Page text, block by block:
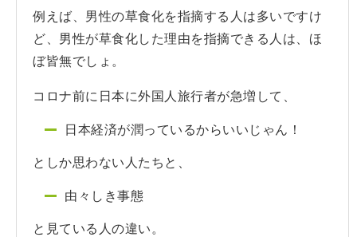
例えば、男性の草食化を指摘する人は多いですけ
ど、男性が草食化した理由を指摘できる人は、ほ
ぼ皆無でしょ。
コロナ前に日本に外国人旅行者が急増して、
日本経済が潤っているからいいじゃん！
としか思わない人たちと、
由々しき事態
と見ている人の違い。